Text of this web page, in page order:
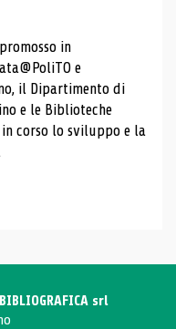
in
e
il Dipartimento di
e le Biblioteche
corso lo sviluppo e la
srl